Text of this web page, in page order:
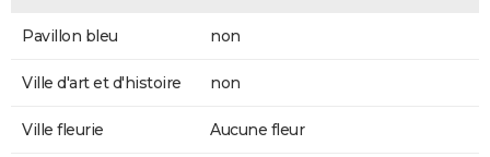
Pavillon bleu non
Ville d'art et d'histoire non
Ville fleurie Aucune fleur